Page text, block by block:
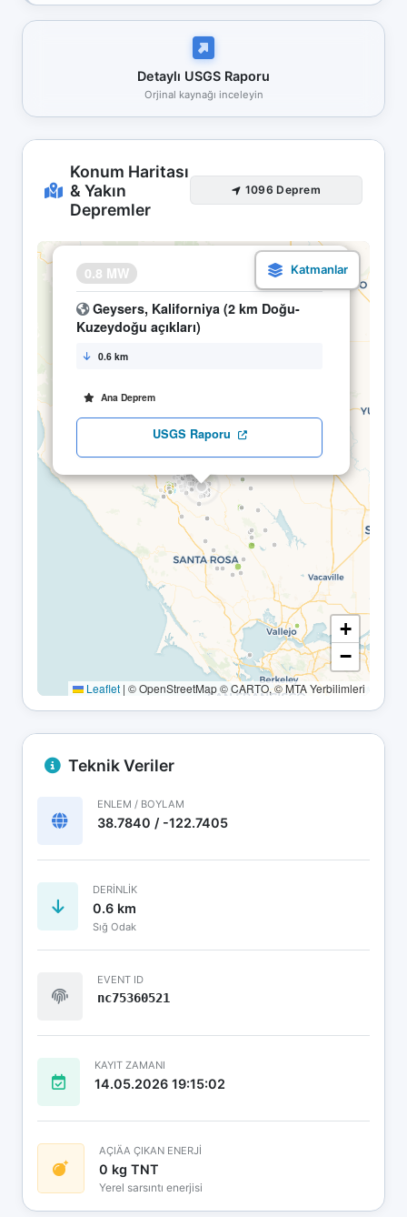
Detaylı USGS Raporu
Orjinal kaynağı inceleyin
Konum Haritası
& Yakın
Depremler
1096 Deprem
0.8 MW 14.05 22:12
Geysers, Kaliforniya (2 km Doğu-
Kuzeydoğu açıkları)
0.6 km
Ana Deprem
USGS Raporu
×
+
−
Leaflet | © OpenStreetMap © CARTO, © MTA Yerbilimleri
Teknik Veriler
ENLEM / BOYLAM
38.7840 / -122.7405
DERINLIK
0.6 km
Sığ Odak
EVENT ID
nc75360521
KAYIT ZAMANI
14.05.2026 19:15:02
AÇIÄA ÇIKAN ENERJİ
0 kg TNT
Yerel sarsıntı enerjisi